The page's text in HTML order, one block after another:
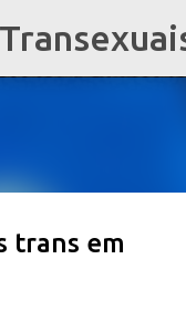
trans em